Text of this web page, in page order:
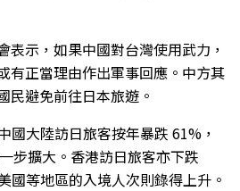
表示，如果中國對台灣使用武力，
有正當理由作出軍事回應。中方其
民避免前往日本旅遊。
國大陸訪日旅客按年暴跌 61%，
步擴大。香港訪日旅客亦下跌
國等地區的入境人次則錄得上升。